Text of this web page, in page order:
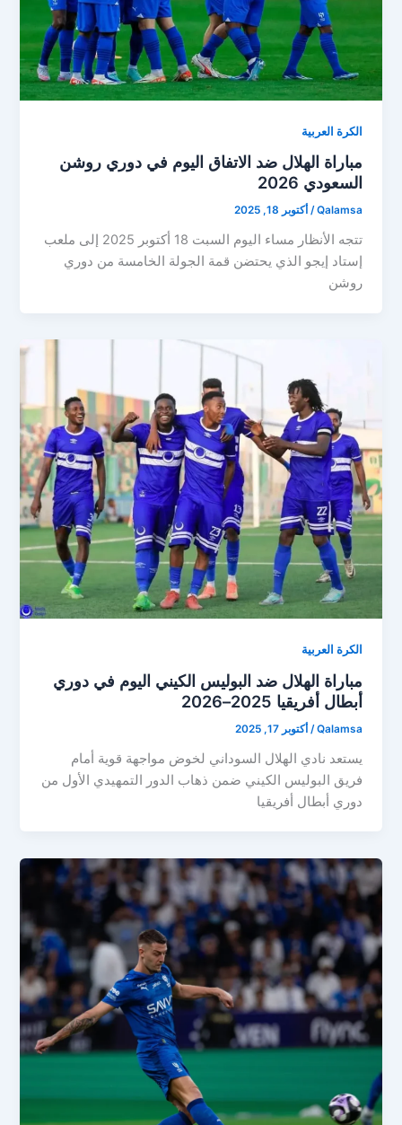
الكرة العربية
مباراة الهلال ضد الاتفاق اليوم في دوري روشن
السعودي 2026
Qalamsa
/ أكتوبر 18, 2025
تتجه الأنظار مساء اليوم السبت 18 أكتوبر 2025 إلى ملعب
إستاد إيجو الذي يحتضن قمة الجولة الخامسة من دوري
روشن
الكرة العربية
مباراة الهلال ضد البوليس الكيني اليوم في دوري
أبطال أفريقيا 2025–2026
Qalamsa
/أكتوبر 17, 2025
يستعد نادي الهلال السوداني لخوض مواجهة قوية أمام
فريق البوليس الكيني ضمن ذهاب الدور التمهيدي الأول من
دوري أبطال أفريقيا